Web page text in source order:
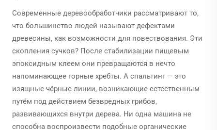
Современные деревообработчики рассматривают то,
что большинство людей называют дефектами
древесины, как возможности для повествования. Эти
скопления сучков? После стабилизации пищевым
эпоксидным клеем они превращаются в нечто
напоминающее горные хребты. А спальтинг — это
изящные чёрные линии, возникающие естественным
путём под действием безвредных грибов,
развивающихся внутри дерева. Ни одна машина не
способна воспроизвести подобные органические